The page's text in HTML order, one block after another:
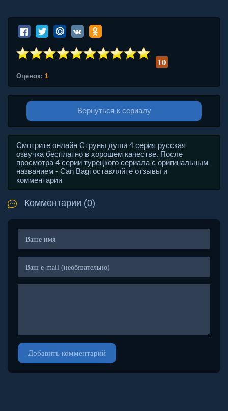
10
Оценок: 1
Вернуться к сериалу
Смотрите онлайн Струны души 4 серия русская
озвучка бесплатно в хорошем качестве. После
просмотра 4 серии турецкого сериала с оригинальным
названием - Can Bagi оставляйте отзывы и
комментарии
Комментарии (0)
Добавить комментарий